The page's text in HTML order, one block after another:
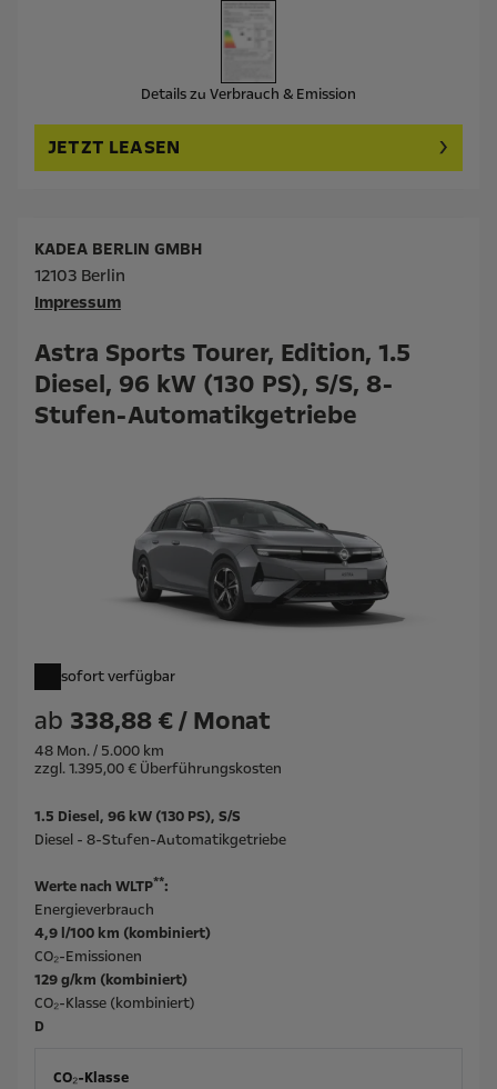
Details zu Verbrauch & Emission
JETZT LEASEN
Astra Sports Tourer, Edition, 1.5
Diesel, 96 kW (130 PS), S/S, 8-
Stufen-Automatikgetriebe
sofort verfügbar
ab 338,88 € / Monat
48 Mon. / 5.000 km
zzgl. 1.395,00 € Überführungskosten
KADEA BERLIN GMBH
12103 Berlin
Impressum
1.5 Diesel, 96 kW (130 PS), S/S
Diesel - 8-Stufen-Automatikgetriebe
Werte nach WLTP**:
Energieverbrauch
4,9 l/100 km (kombiniert)
CO₂-Emissionen
129 g/km (kombiniert)
CO₂-Klasse (kombiniert)
D
CO₂-Klasse